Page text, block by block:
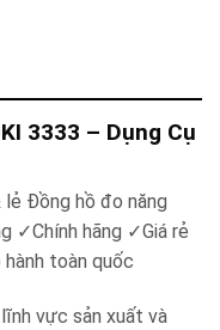
3333 – Dụng Cụ
lẻ Đồng hồ đo năng
✓Chính hãng ✓Giá rẻ
toàn quốc
vực sản xuất và